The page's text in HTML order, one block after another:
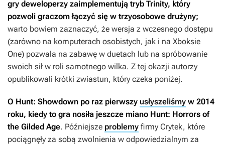
gry deweloperzy zaimplementują tryb Trinity, który
pozwoli graczom łączyć się w trzyosobowe drużyny;
warto bowiem zaznaczyć, że wersja z wczesnego dostępu
(zarówno na komputerach osobistych, jak i na Xboksie
One) pozwala na zabawę w duetach lub na spróbowanie
swoich sił w roli samotnego wilka. Z tej okazji autorzy
opublikowali krótki zwiastun, który czeka poniżej.
O Hunt: Showdown po raz pierwszy usłyszeliśmy w 2014
roku, kiedy to gra nosiła jeszcze miano Hunt: Horrors of
the Gilded Age. Późniejsze problemy firmy Crytek, które
pociągnęły za sobą zwolnienia w odpowiedzialnym za